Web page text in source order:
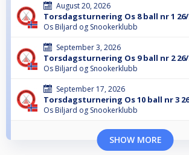
August 20, 2026
Torsdagsturnering Os 8 ball nr 1 26/
Os Biljard og Snookerklubb
September 3, 2026
Torsdagsturnering Os 9 ball nr 2 26/
Os Biljard og Snookerklubb
September 17, 2026
Torsdagsturnering Os 10 ball nr 3
Os Biljard og Snookerklubb
SHOW MORE